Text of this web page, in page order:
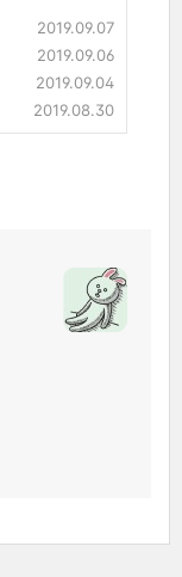
2019.09.07
2019.09.06
2019.09.04
2019.08.30